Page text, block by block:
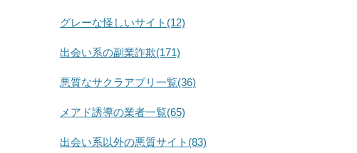
グレーな怪しいサイト(12)
出会い系の副業詐欺(171)
悪質なサクラアプリ一覧(36)
メアド誘導の業者一覧(65)
出会い系以外の悪質サイト(83)